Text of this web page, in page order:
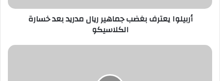
الكلاسيكو
أربيلوا يعترف بغضب جماهير ريال مدريد بعد خسارة
الكلاسيكو
التعاون